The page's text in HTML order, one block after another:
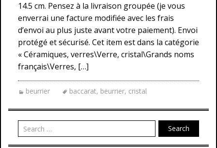
14.5 cm. Pensez à la livraison groupée (je vous
enverrai une facture modifiée avec les frais
d’envoi au plus juste avant votre paiement). Envoi
protégé et sécurisé. Cet item est dans la catégorie
« Céramiques, verres\Verre, cristal\Grands noms
français\Verres, […]
beurrier baccarat, beurrier, cristal
Search